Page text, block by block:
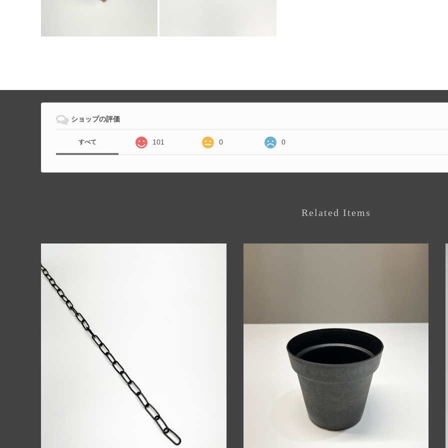
ショップの評価
すべて 101 0 0
Related Items